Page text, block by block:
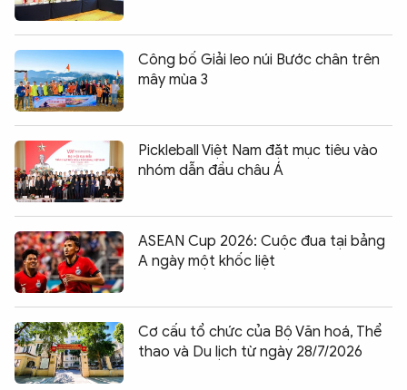
Công bố Giải leo núi Bước chân trên
mây mùa 3
Pickleball Việt Nam đặt mục tiêu vào
nhóm dẫn đầu châu Á
ASEAN Cup 2026: Cuộc đua tại bảng
A ngày một khốc liệt
Cơ cấu tổ chức của Bộ Văn hoá, Thể
thao và Du lịch từ ngày 28/7/2026